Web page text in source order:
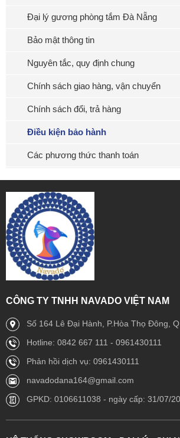
Đại lý gương phòng tắm Đà Nẵng
Bảo mật thông tin
Nguyên tắc, quy định chung
Chính sách giao hàng, vận chuyển
Chính sách đổi, trả hàng
Điều kiện bảo hành
Các phương thức thanh toán
CÔNG TY TNHH NAVADO VIỆT NAM
Số 164 Lê Đại Hành, P.Hòa Thọ Đông,
Hotline: 0842 667 111 - 0961430111
Phản hồi dịch vụ: 0961430111
navadodana164@gmail.com
GPKD: 0106611038 - ngày cấp: 31/07/